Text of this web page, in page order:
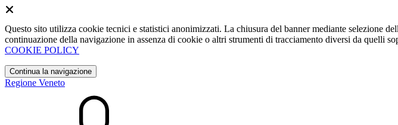
Questo sito utilizza cookie tecnici e statistici anonimizzati. La chiusura del banner mediante selezione
continuazione della navigazione in assenza di cookie o altri strumenti di tracciamento diversi da quelli
COOKIE POLICY
Continua la navigazione
Regione Veneto